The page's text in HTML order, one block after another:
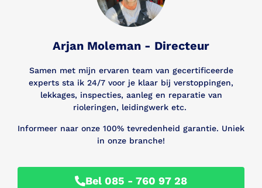
Arjan Moleman - Directeur
Samen met mijn ervaren team van gecertificeerde
experts sta ik 24/7 voor je klaar bij verstoppingen,
lekkages, inspecties, aanleg en reparatie van
rioleringen, leidingwerk etc.
Informeer naar onze 100% tevredenheid garantie. Uniek
in onze branche!
Bel 085 - 760 97 28